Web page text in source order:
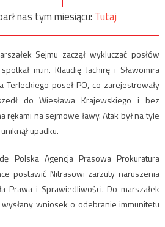
nas tym miesiącu: Tutaj
Sejmu zaczął wykluczać posłów
m.in. Klaudię Jachirę i Sławomira
Terleckiego poseł PO, co zarejestrowały
do Wiesława Krajewskiego i bez
rękami na sejmowe ławy. Atak był na tyle
upadku.
Polska Agencja Prasowa Prokuratura
postawić Nitrasowi zarzuty naruszenia
Prawa i Sprawiedliwości. Do marszałek
wysłany wniosek o odebranie immunitetu